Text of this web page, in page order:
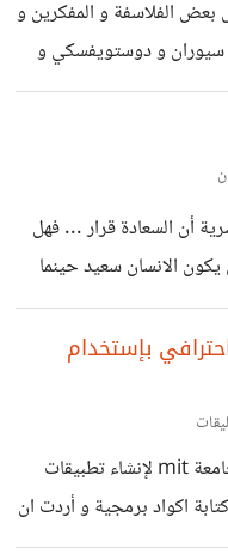
بعض الفلاسفة و المفكرين و
سيوران و دوستويفسكي و
و ارسطو و غيرهم ، وجدت
الاوقات فهل ترى
مثلا ام ماذا ؟ لماذا
أن السعادة قرار ... فهل
الانسان سعيد حينما
بإستخدام
اب انفنتور هي خدمة مقدمة من جامعة mit لإنشاء تطبيقات
اكواد برمجية و أردت ان
من قبل : هل يمكنني